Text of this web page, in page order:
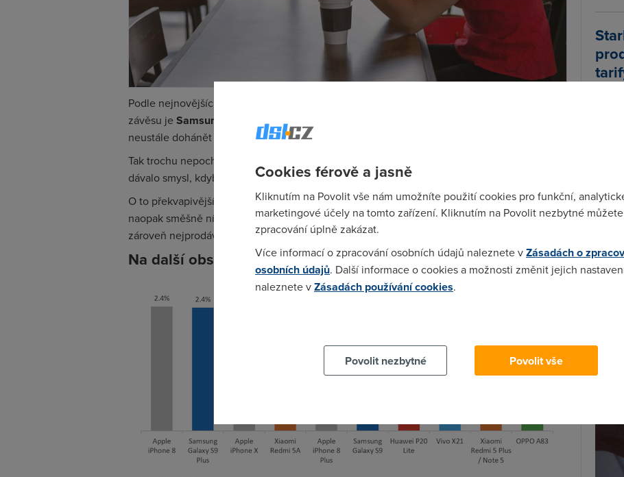
Podle nejnovějších zveřejněných dat je nejprodávanějším telefonem
závěsu je Samsung Galaxy S9 Plus
neustále dohánět a první příčky si střídat.
Tak trochu nepochopitelné je, že hned na třetím místě se umístil
dávalo smysl, kdyby jeho cena alespoň lehce klesla, ale to nestalo.
O to překvapivější je, že hned za ním si vydobil své místo modelXiaomi Redmi 5Aza
naopak směšně nízkou částku. Ten je podle serveruMobilMania.cz
zároveň nejprodávanějším mobilem v Česku
Na další obsazení míst mrkněte sami:
Cookies férově a jasně
Kliknutím na Povolit vše nám umožníte použití cookies pro funkční,
marketingové účely na tomto zařízení. Kliknutím na Povolit nezbytné
zpracování úplně zakázat.
Více informací o zpracování osobních údajů naleznete vZásadách o
osobních údajů. Další informace o cookies a možnosti změnit jejich
naleznete vZásadách používání cookies.
Povolit nezbytné
Povolit vše